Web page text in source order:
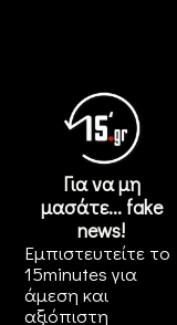
Για να μη
μασάτε... fake
news!
Εμπιστευτείτε το
15minutes για
άμεση και
αξιόπιστη